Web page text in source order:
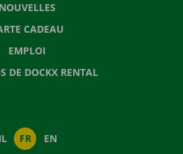
NOUVELLES
CADEAU
EMPLOI
DE DOCKX RENTAL
FR EN